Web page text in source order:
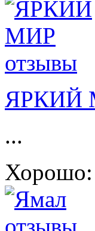
ЯРКИЙ
...
Хорошо: